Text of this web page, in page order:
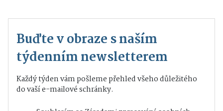
Buďte v obraze s naším
týdenním newsletterem
Každý týden vám pošleme přehled všeho důležitého
do vaší e-mailové schránky.